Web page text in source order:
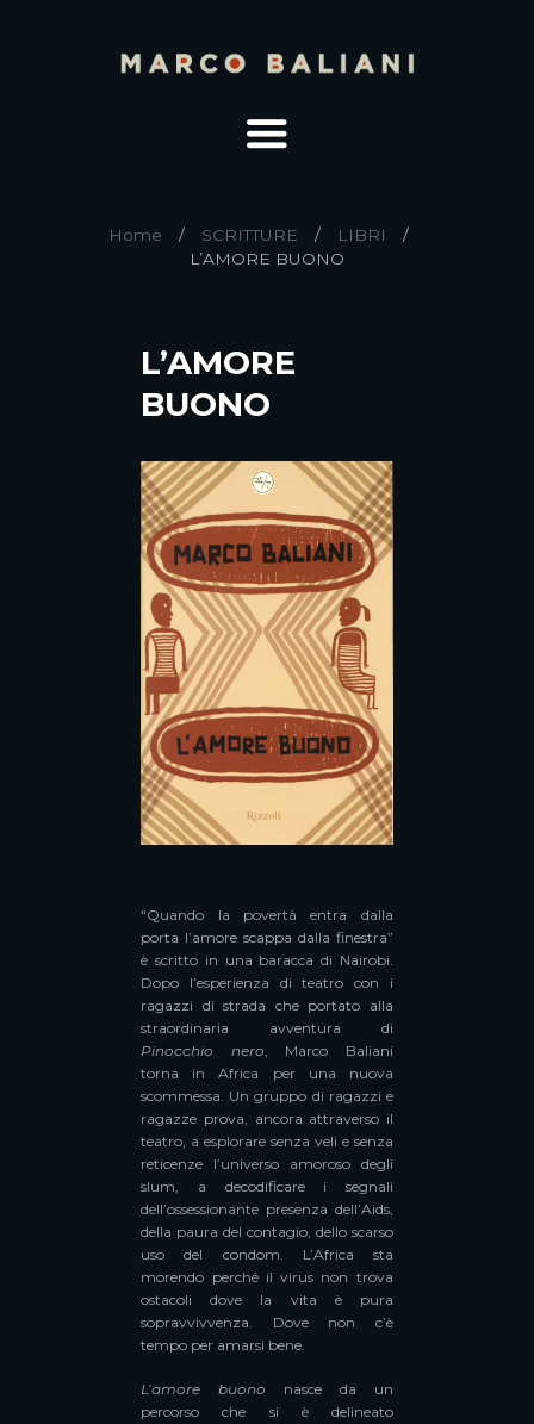
Home SCRITTURE
LIBRI
L’AMORE BUONO
L’AMORE
BUONO
“Quando la povertà entra dalla
porta l’amore scappa dalla finestra”
è scritto in una baracca di Nairobi.
Dopo l’esperienza di teatro con i
ragazzi di strada che portato alla
straordinaria avventura di
Pinocchio nero, Marco Baliani
torna in Africa per una nuova
scommessa. Un gruppo di ragazzi e
ragazze prova, ancora attraverso il
teatro, a esplorare senza veli e senza
reticenze l’universo amoroso degli
slum, a decodificare i segnali
dell’ossessionante presenza dell’Aids,
della paura del contagio, dello scarso
uso del condom. L’Africa sta
morendo perché il virus non trova
ostacoli dove la vita è pura
sopravvivvenza. Dove non c’è
tempo per amarsi bene.
L’amore buono nasce da un
percorso che si è delineato